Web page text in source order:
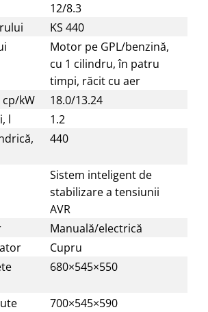
12/8.3
KS 440
Motor pe GPL/benzină,
cu 1 cilindru, în patru
timpi, răcit cu aer
kW
18.0/13.24
l
1.2
440
Sistem inteligent de
stabilizare a tensiunii
AVR
Manuală/electrică
Cupru
680×545×550
700×545×590